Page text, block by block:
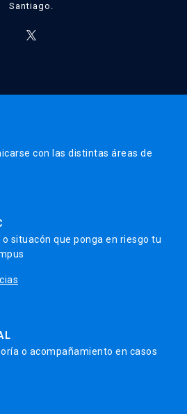
Santiago.
con las distintas áreas de
o situacón que ponga en riesgo tu
o acompañamiento en casos